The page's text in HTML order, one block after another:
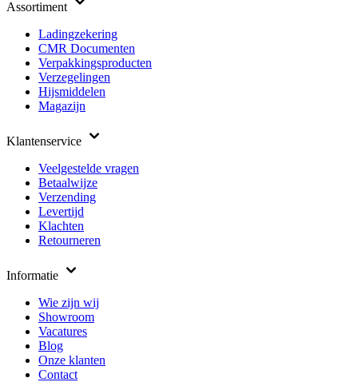
Assortiment
Ladingzekering
CMR Documenten
Verpakkingsproducten
Verzegelingen
Hijsmiddelen
Magazijn
Klantenservice
Veelgestelde vragen
Betaalwijze
Verzending
Levertijd
Klachten
Retourneren
Informatie
Wie zijn wij
Showroom
Vacatures
Blog
Onze klanten
Contact